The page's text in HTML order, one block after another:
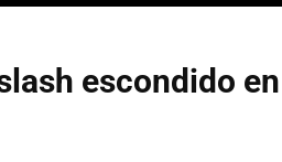
escondido